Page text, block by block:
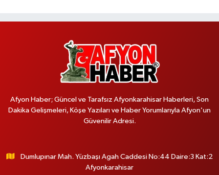
Afyon Haber; Güncel ve Tarafsız Afyonkarahisar Haberleri, Son
Dakika Gelişmeleri, Köşe Yazıları ve Haber Yorumlarıyla Afyon'un
Güvenilir Adresi.
Dumlupınar Mah. Yüzbaşı Agah Caddesi No:44 Daire:3 Kat:2
Afyonkarahisar